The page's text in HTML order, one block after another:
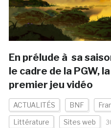
En prélude à sa
le cadre de la PGW,
premier jeu vidéo
ACTUALITÉS BNF
Littérature Sites web